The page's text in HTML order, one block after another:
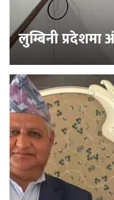
लुम्बिनी प्रदेशमा